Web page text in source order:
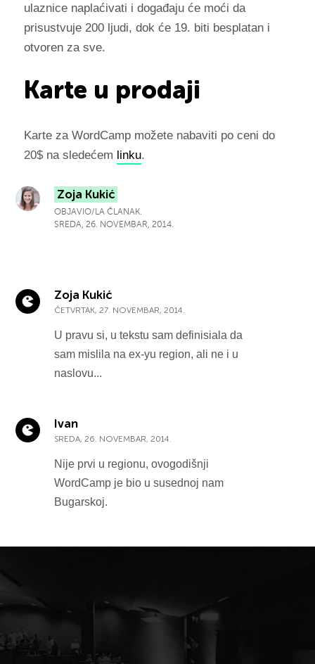
ulaznice naplaćivati i događaju će moći da
prisustvuje 200 ljudi, dok će 19. biti besplatan i
otvoren za sve.
Karte u prodaji
Karte za WordCamp možete nabaviti po ceni do
20$ na sledećem linku.
Zoja Kukić
OBJAVIO/LA ČLANAK.
SREDA, 26. NOVEMBAR, 2014.
Zoja Kukić
ČETVRTAK, 27. NOVEMBAR, 2014.
U pravu si, u tekstu sam definisiala da
sam mislila na ex-yu region, ali ne i u
naslovu...
Ivan
SREDA, 26. NOVEMBAR, 2014.
Nije prvi u regionu, ovogodišnji
WordCamp je bio u susednoj nam
Bugarskoj.